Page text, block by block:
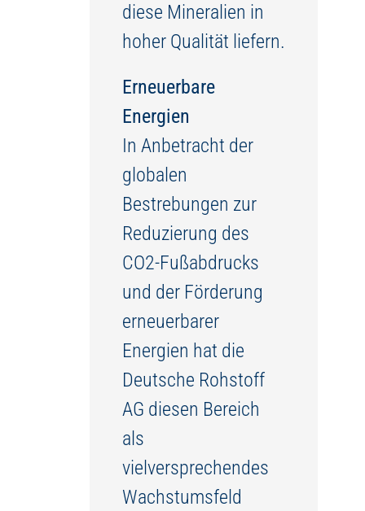
diese Mineralien in
hoher Qualität liefern.
Erneuerbare
Energien
In Anbetracht der
globalen
Bestrebungen zur
Reduzierung des
CO2-Fußabdrucks
und der Förderung
erneuerbarer
Energien hat die
Deutsche Rohstoff
AG diesen Bereich
als
vielversprechendes
Wachstumsfeld